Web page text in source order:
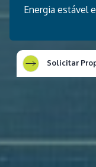
Energia estável
Solicitar